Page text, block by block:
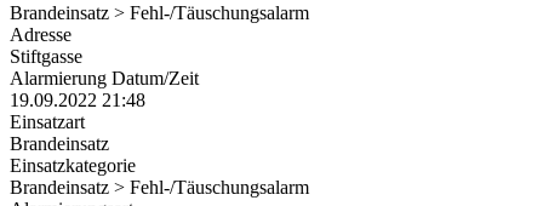
Brandeinsatz > Fehl-/Täuschungsalarm
Adresse
Stiftgasse
Alarmierung Datum/Zeit
19.09.2022 21:48
Einsatzart
Brandeinsatz
Einsatzkategorie
Brandeinsatz > Fehl-/Täuschungsalarm